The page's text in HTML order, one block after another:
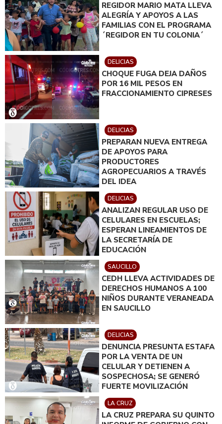
REGIDOR MARIO MATA LLEVA
ALEGRÍA Y APOYOS A LAS
FAMILIAS CON EL PROGRAMA
´REGIDOR EN TU COLONIA´
DELICIAS
CHOQUE FUGA DEJA DAÑOS
POR 16 MIL PESOS EN
FRACCIONAMIENTO CIPRESES
DELICIAS
PREPARAN NUEVA ENTREGA
DE APOYOS PARA
PRODUCTORES
AGROPECUARIOS A TRAVÉS
DEL IDEA
DELICIAS
ANALIZAN REGULAR USO DE
CELULARES EN ESCUELAS;
ESPERAN LINEAMIENTOS DE
LA SECRETARÍA DE
EDUCACIÓN
SAUCILLO
CEDH LLEVA ACTIVIDADES DE
DERECHOS HUMANOS A 100
NIÑOS DURANTE VERANEADA
EN SAUCILLO
DELICIAS
DENUNCIA PRESUNTA ESTAFA
POR LA VENTA DE UN
CELULAR Y DETIENEN A
SOSPECHOSA; SE GENERÓ
FUERTE MOVILIZACIÓN
LA CRUZ
LA CRUZ PREPARA SU QUINTO